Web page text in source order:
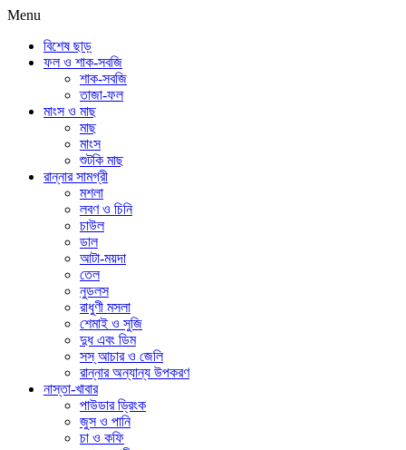
Menu
বিশেষ ছাড়
ফল ও শাক-সবজি
শাক-সবজি
তাজা-ফল
মাংস ও মাছ
মাছ
মাংস
শুটকি মাছ
রান্নার সামগ্রী
মশলা
লবণ ও চিনি
চাউল
ডাল
আটা-ময়দা
তেল
নুডলস
রাধুণী মসলা
শেমাই ও সুজি
দুধ এবং ডিম
সস্ আচার ও জেলি
রান্নার অন্যান্য উপকরণ
নাস্তা-খাবার
পাউডার ড্রিংক
জুস ও পানি
চা ও কফি